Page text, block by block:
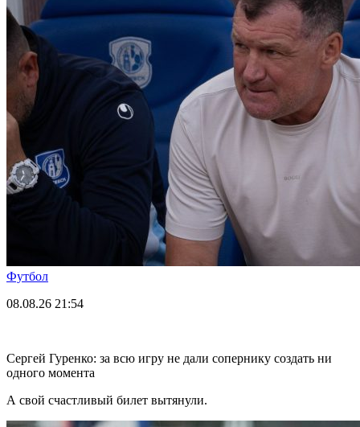
Футбол
08.08.26 21:54
Сергей Гуренко: за всю игру не дали сопернику создать ни
одного момента
А свой счастливый билет вытянули.